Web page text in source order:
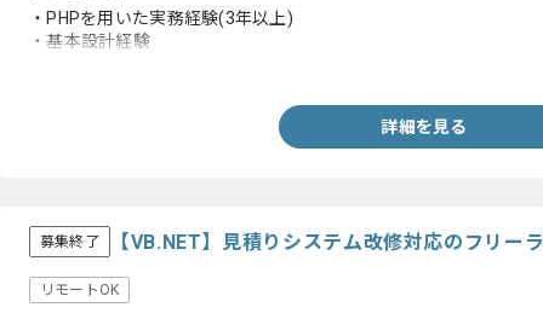
・PHPを用いた実務経験(3年以上)
・基本設計経験
詳細を見る
募集終了 【VB.NET】見積りシステム改修対応のフリー
リモートOK